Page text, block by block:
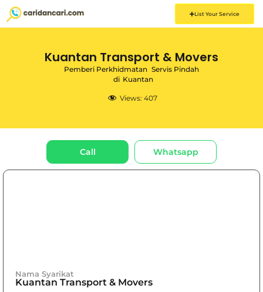
List Your Service
Kuantan Transport & Movers
Pemberi Perkhidmatan Servis Pindah
di Kuantan
Views: 407
Call Whatsapp
Nama Syarikat
Kuantan Transport & Movers